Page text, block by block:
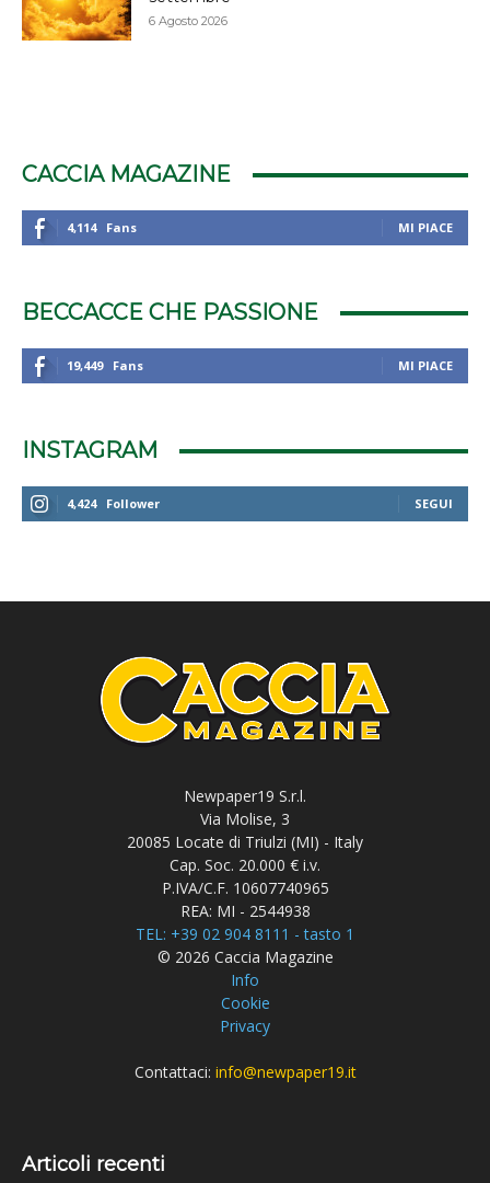
6 Agosto 2026
CACCIA MAGAZINE
4,114 Fans MI PIACE
BECCACCE CHE PASSIONE
19,449 Fans MI PIACE
INSTAGRAM
4,424 Follower SEGUI
Newpaper19 S.r.l.
Via Molise, 3
20085 Locate di Triulzi (MI) - Italy
Cap. Soc. 20.000 € i.v.
P.IVA/C.F. 10607740965
REA: MI - 2544938
TEL: +39 02 904 8111 - tasto 1
© 2026 Caccia Magazine
Info
Cookie
Privacy
Contattaci: info@newpaper19.it
Articoli recenti